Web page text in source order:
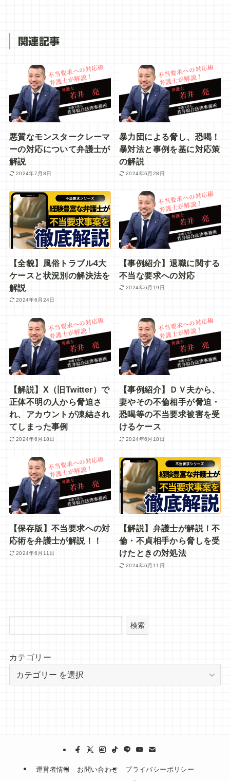
関連記事
悪質なモンスタークレーマ
ーの対応について弁護士が
解説
2024年7月8日
暴力団による脅し、恐喝！
暴対法と事例を基に対応策
の解説
2024年6月28日
【全貌】風俗トラブル4大
ケースと状況別の解決法を
解説
2024年6月24日
【事例紹介】退職に関する
不当な要求への対応
2024年6月19日
【解説】X（旧Twitter）で
正体不明の人から脅迫さ
れ、アカウントが凍結され
てしまった事例
2024年6月18日
【事例紹介】ＤＶ夫から、
妻やその不倫相手が脅迫・
恐喝等の不当要求被害を受
けるケース
2024年6月18日
【保存版】不当要求への対
応術を弁護士が解説！！
2024年6月11日
【解説】弁護士が解説！不
倫・不貞相手から脅しを受
けたときの対処法
2024年6月11日
検索
カテゴリー
運営者情報 お問い合わせ
プライバシーポリシー